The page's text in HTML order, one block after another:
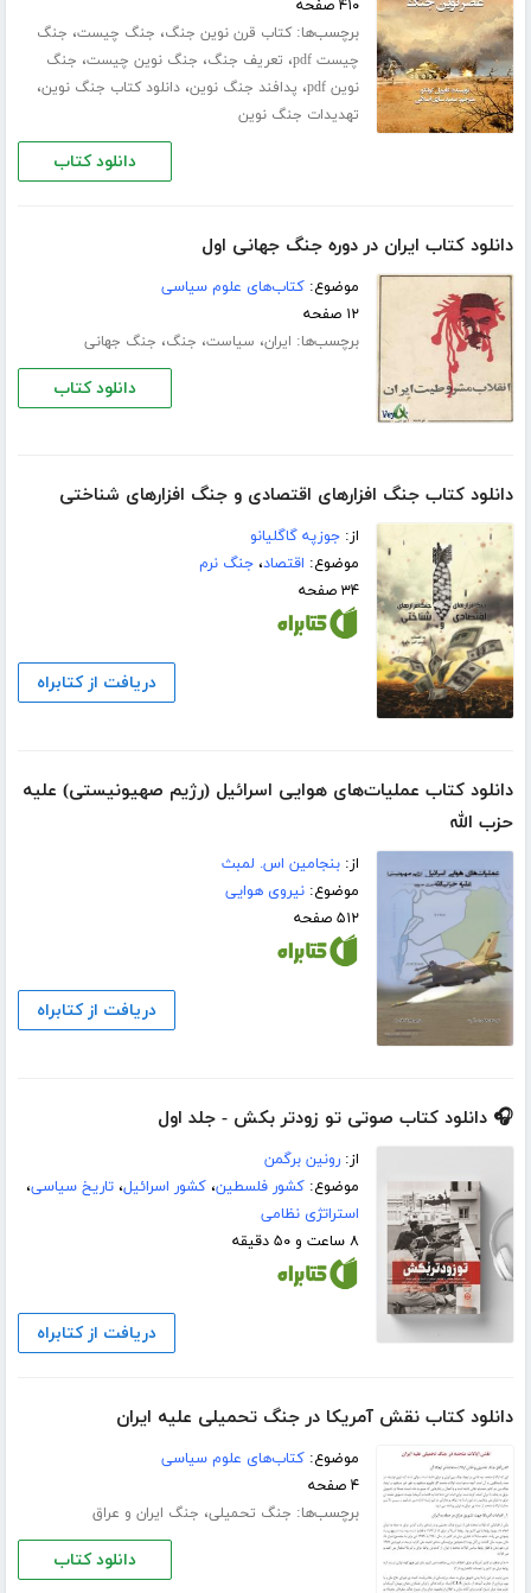
۴۱۰ صفحه
برچسب‌ها:کتاب قرن نوین جنگ، جنگ چیست، جنگ
چیست pdf
، تعریف جنگ، جنگ نوین چیست، جنگ
نوین pdf
، پدافند جنگ نوین،دانلود کتاب جنگ نوین،
تهدیدات جنگ نوین
دانلود کتاب
دانلود کتاب ایران در دوره جنگ جهانی اول
موضوع:کتاب‌های علوم سیاسی
۱۲ صفحه
برچسب‌ها: ایران، سیاست، جنگ، جنگ جهانی
دانلود کتاب
دانلود کتاب جنگ افزارهای اقتصادی و جنگ افزارهای شناختی
از:جوزپه گاگلیانو
موضوع: اقتصاد،جنگ نرم
۳۴ صفحه
دریافت از کتابراه
دانلود کتاب عملیات‌های هوایی اسرائیل (رژیم صهیونیستی) علیه
حزب الله
از:بنجامین اس. لمبث
موضوع:نیروی هوایی
۵۱۲ صفحه
دریافت از کتابراه
🎧 دانلود کتاب صوتی تو زودتر بکش - جلد اول
از:رونین برگمن
موضوع:کشور فلسطین،کشور اسرائیل،تاریخ سیاسی،
استراتژی نظامی
۸ ساعت و ۵۰ دقیقه
دریافت از کتابراه
دانلود کتاب نقش آمریکا در جنگ تحمیلی علیه ایران
موضوع:کتاب‌های علوم سیاسی
۴ صفحه
برچسب‌ها: جنگ تحمیلی، جنگ ایران و عراق
دانلود کتاب